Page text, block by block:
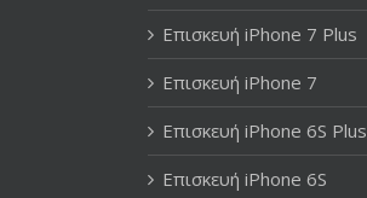
Επισκευή iPhone 7 Plus
Επισκευή iPhone 7
Επισκευή iPhone 6S Plus
Επισκευή iPhone 6S